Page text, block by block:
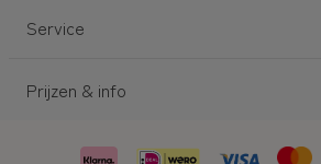
Service
Prijzen & info